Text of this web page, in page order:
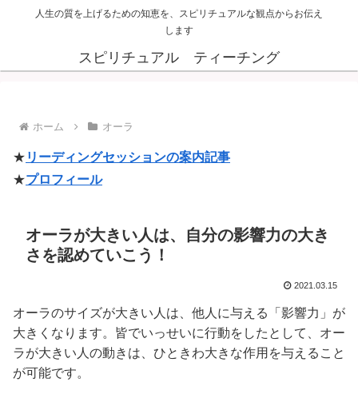
人生の質を上げるための知恵を、スピリチュアルな観点からお伝え
します
スピリチュアル ティーチング
ホーム オーラ
★ リーディングセッションの案内記事
★プロフィール
オーラが大きい人は、自分の影響力の大き
さを認めていこう！
2021.03.15
オーラのサイズが大きい人は、他人に与える「影響力」が
大きくなります。皆でいっせいに行動をしたとして、オー
ラが大きい人の動きは、ひときわ大きな作用を与えること
が可能です。